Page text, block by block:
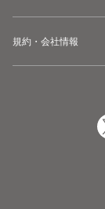
規約・会社情報